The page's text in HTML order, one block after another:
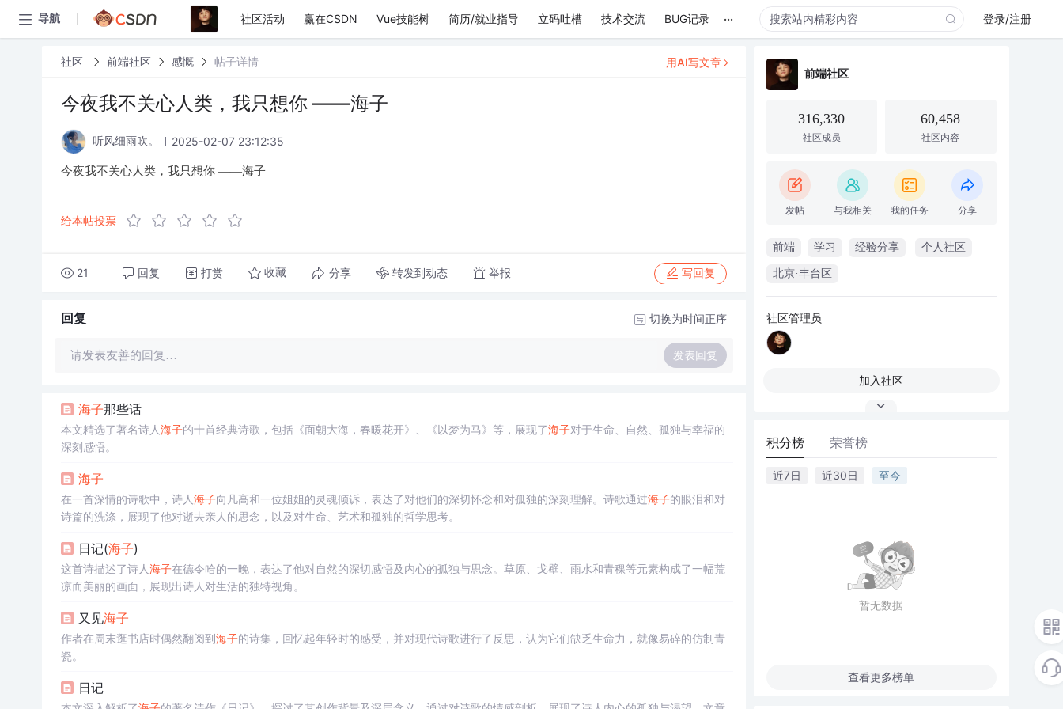
导航 社区活动 赢在CSDN Vue技能树 简历/就业指导 立码吐槽 技术交流 BUG记录 ... 登录/注册
社区 前端社区 感慨 帖子详情
今夜我不关心人类，我只想你 ——海子
听风细雨吹。 2025-02-07 23:12:35
今夜我不关心人类，我只想你 ——海子
给本帖投票
21 回复 打赏 收藏 分享 转发到动态 举报 写回复
用AI写文章
回复 切换为时间正序
请发表友善的回复… 发表回复
海子那些话
本文精选了著名诗人海子的十首经典诗歌，包括《面朝大海，春暖花开》、《以梦为马》等，展现了海子对于生命、自然、孤独与幸福的
深刻感悟。
海子
在一首深情的诗歌中，诗人海子向凡高和一位姐姐的灵魂倾诉，表达了对他们的深切怀念和对孤独的深刻理解。诗歌通过海子的眼泪和对
诗篇的洗涤，展现了他对逝去亲人的思念，以及对生命、艺术和孤独的哲学思考。
日记(海子)
这首诗描述了诗人海子在德令哈的一晚，表达了他对自然的深切感悟及内心的孤独与思念。草原、戈壁、雨水和青稞等元素构成了一幅荒
凉而美丽的画面，展现出诗人对生活的独特视角。
又见海子
作者在周末逛书店时偶然翻阅到海子的诗集，回忆起年轻时的感受，并对现代诗歌进行了反思，认为它们缺乏生命力，就像易碎的仿制青
瓷。
日记
前端社区
316,330
社区成员
60,458
社区内容
发帖 与我相关 我的任务 分享
前端 学习 经验分享 个人社区
北京·丰台区
社区管理员
加入社区
积分榜 荣誉榜
近7日 近30日 至今
暂无数据
查看更多榜单